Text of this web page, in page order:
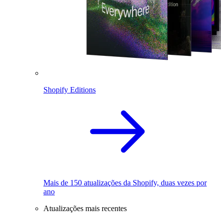
Shopify Editions
Mais de 150 atualizações da Shopify, duas vezes por
ano
Atualizações mais recentes